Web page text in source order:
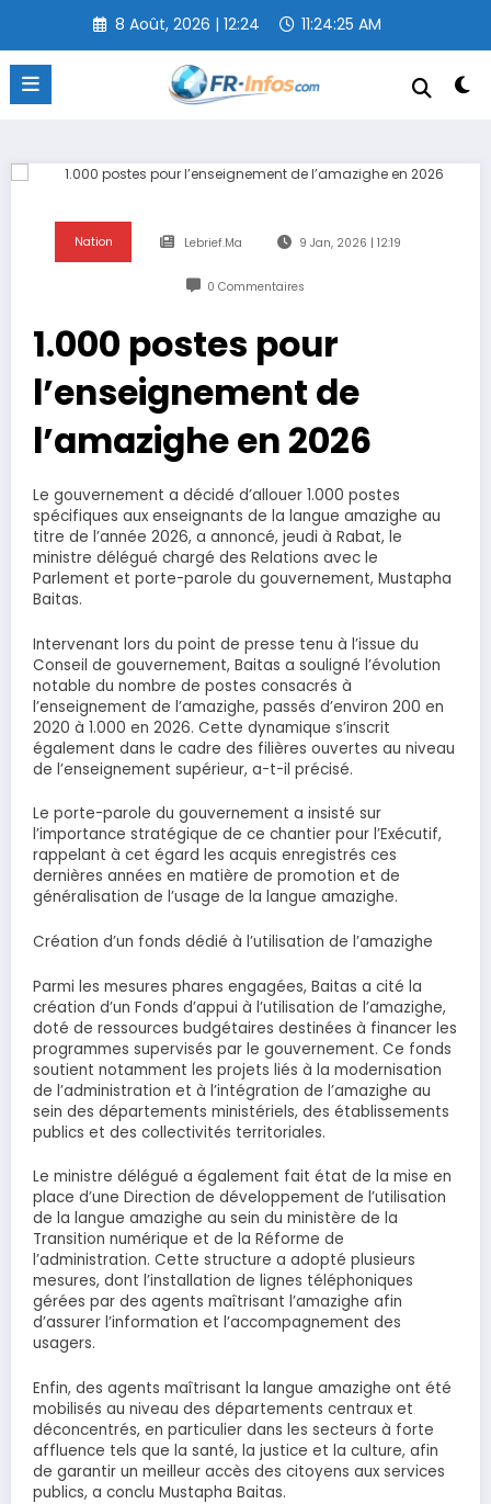
contenu
8 Août, 2026 | 12:24 11:24:26 AM
Nation Lebrief.ma 9 Jan, 2026 | 12:19
0 Commentaires
1.000 postes pour
l’enseignement de
l’amazighe en 2026
Le gouvernement a décidé d’allouer 1.000 postes
spécifiques aux enseignants de la langue amazighe au
titre de l’année 2026, a annoncé, jeudi à Rabat, le
ministre délégué chargé des Relations avec le
Parlement et porte-parole du gouvernement, Mustapha
Baitas.
Intervenant lors du point de presse tenu à l’issue du
Conseil de gouvernement, Baitas a souligné l’évolution
notable du nombre de postes consacrés à
l’enseignement de l’amazighe, passés d’environ 200 en
2020 à 1.000 en 2026. Cette dynamique s’inscrit
également dans le cadre des filières ouvertes au niveau
de l’enseignement supérieur, a-t-il précisé.
Le porte-parole du gouvernement a insisté sur
l’importance stratégique de ce chantier pour l’Exécutif,
rappelant à cet égard les acquis enregistrés ces
dernières années en matière de promotion et de
généralisation de l’usage de la langue amazighe.
Création d’un fonds dédié à l’utilisation de l’amazighe
Parmi les mesures phares engagées, Baitas a cité la
création d’un Fonds d’appui à l’utilisation de l’amazighe,
doté de ressources budgétaires destinées à financer les
programmes supervisés par le gouvernement. Ce fonds
soutient notamment les projets liés à la modernisation
de l’administration et à l’intégration de l’amazighe au
sein des départements ministériels, des établissements
publics et des collectivités territoriales.
Le ministre délégué a également fait état de la mise en
place d’une Direction de développement de l’utilisation
de la langue amazighe au sein du ministère de la
Transition numérique et de la Réforme de
l’administration. Cette structure a adopté plusieurs
mesures, dont l’installation de lignes téléphoniques
gérées par des agents maîtrisant l’amazighe afin
d’assurer l’information et l’accompagnement des
usagers.
Enfin, des agents maîtrisant la langue amazighe ont été
mobilisés au niveau des départements centraux et
déconcentrés, en particulier dans les secteurs à forte
affluence tels que la santé, la justice et la culture, afin
de garantir un meilleur accès des citoyens aux services
publics, a conclu Mustapha Baitas.